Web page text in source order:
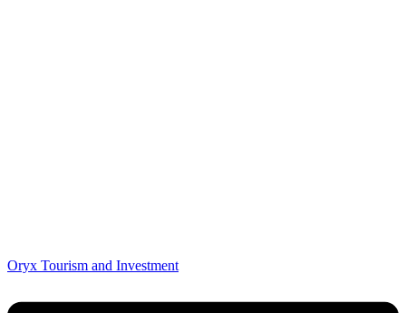
Oryx Tourism and Investment